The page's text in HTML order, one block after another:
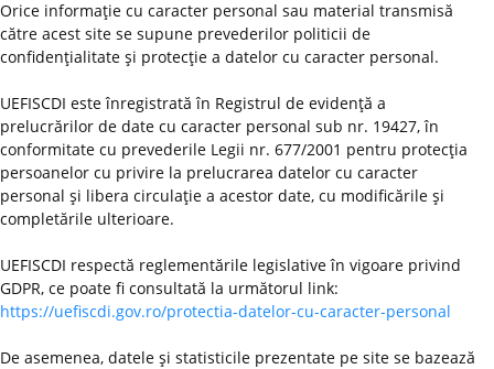
Orice informaţie cu caracter personal sau material transmisă
către acest site se supune prevederilor politicii de
confidenţialitate şi protecţie a datelor cu caracter personal.
UEFISCDI este înregistrată în Registrul de evidenţă a
prelucrărilor de date cu caracter personal sub nr. 19427, în
conformitate cu prevederile Legii nr. 677/2001 pentru protecţia
persoanelor cu privire la prelucrarea datelor cu caracter
personal şi libera circulaţie a acestor date, cu modificările şi
completările ulterioare.
UEFISCDI respectă reglementările legislative în vigoare privind
GDPR, ce poate fi consultată la următorul link:
https://uefiscdi.gov.ro/protectia-datelor-cu-caracter-personal
De asemenea, datele şi statisticile prezentate pe site se bazează